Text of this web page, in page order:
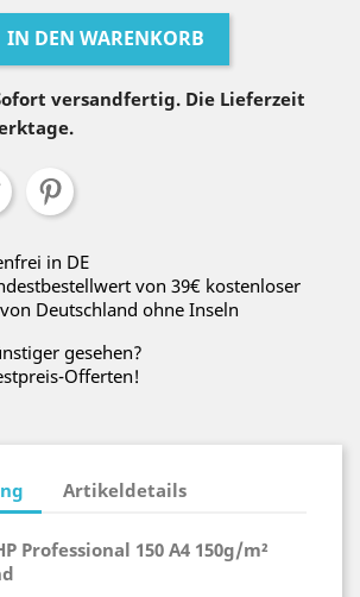
IN DEN WARENKORB
versandfertig. Die Lieferzeit
in DE
von 39€ kostenloser
Deutschland ohne Inseln
gesehen?
Offerten!
Artikeldetails
Professional 150 A4 150g/m²